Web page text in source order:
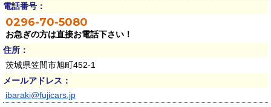
電話番号：
0296-70-5080
お急ぎの方は直接お電話下さい！
住所：
茨城県笠間市旭町452-1
メールアドレス：
ibaraki@fujicars.jp